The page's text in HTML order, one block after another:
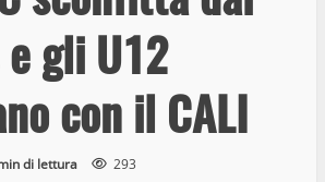
gli U12
con il CALI
di lettura 293